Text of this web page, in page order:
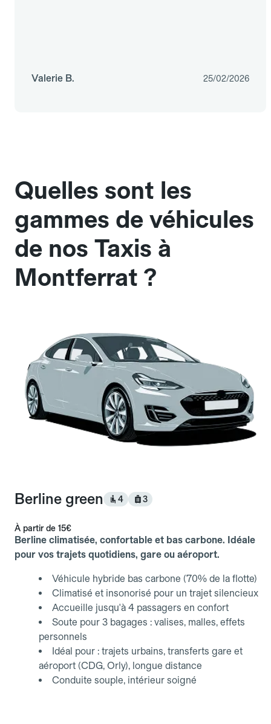
Valerie B. 25/02/2026
Quelles sont les
gammes de véhicules
de nos Taxis à
Montferrat ?
Berline green 4 3
À partir de 15€
Berline climatisée, confortable et bas carbone. Idéale
pour vos trajets quotidiens, gare ou aéroport.
Véhicule hybride bas carbone (70% de la flotte)
Climatisé et insonorisé pour un trajet silencieux
Accueille jusqu'à 4 passagers en confort
Soute pour 3 bagages : valises, malles, effets
personnels
Idéal pour : trajets urbains, transferts gare et
aéroport (CDG, Orly), longue distance
Conduite souple, intérieur soigné